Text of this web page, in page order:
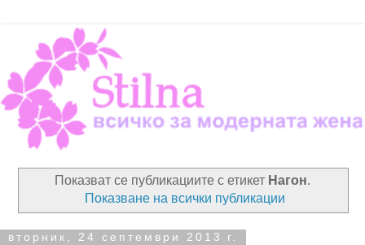
Показват се публикациите с етикет Нагон.
Показване на всички публикации
вторник, 24 септември 2013 г.